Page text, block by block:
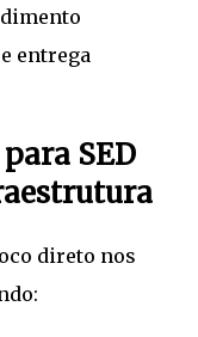
entrega
SED
direto nos